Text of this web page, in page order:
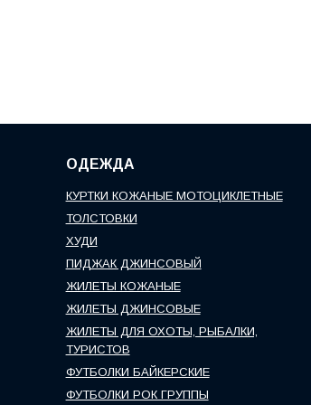
ОДЕЖДА
КУРТКИ КОЖАНЫЕ МОТОЦИКЛЕТНЫЕ
ТОЛСТОВКИ
ХУДИ
ПИДЖАК ДЖИНСОВЫЙ
ЖИЛЕТЫ КОЖАНЫЕ
ЖИЛЕТЫ ДЖИНСОВЫЕ
ЖИЛЕТЫ ДЛЯ ОХОТЫ, РЫБАЛКИ,
ТУРИСТОВ
ФУТБОЛКИ БАЙКЕРСКИЕ
ФУТБОЛКИ РОК ГРУППЫ